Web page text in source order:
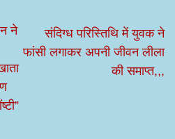
ने
संदिग्ध परिस्तिथि में युवक ने
फांसी लगाकर अपनी जीवन लीला
की समाप्त,,,